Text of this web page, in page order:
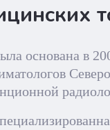
основана в